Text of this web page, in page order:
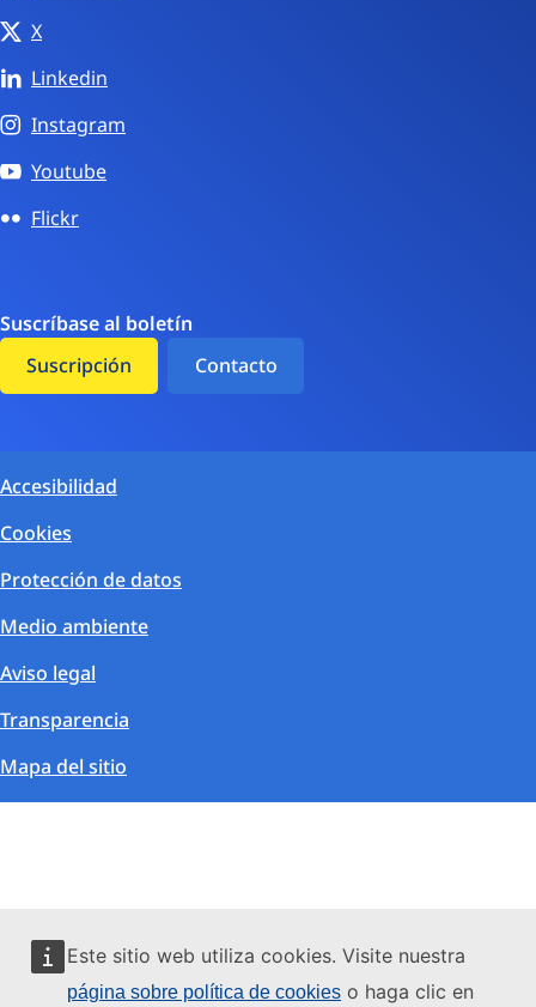
Este sitio web utiliza cookies. Visite nuestra
página sobre política de cookies o haga clic en
X
Linkedin
Instagram
Youtube
Flickr
Suscríbase al boletín
Suscripción
Contacto
Accesibilidad
Cookies
Protección de datos
Medio ambiente
Aviso legal
Transparencia
Mapa del sitio